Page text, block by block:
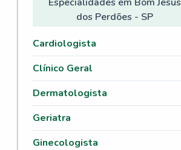
dos Perdões - SP
Cardiologista
Clínico Geral
Dermatologista
Geriatra
Ginecologista